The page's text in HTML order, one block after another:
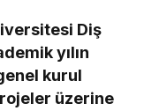
Diş
yılın
kurul
üzerine